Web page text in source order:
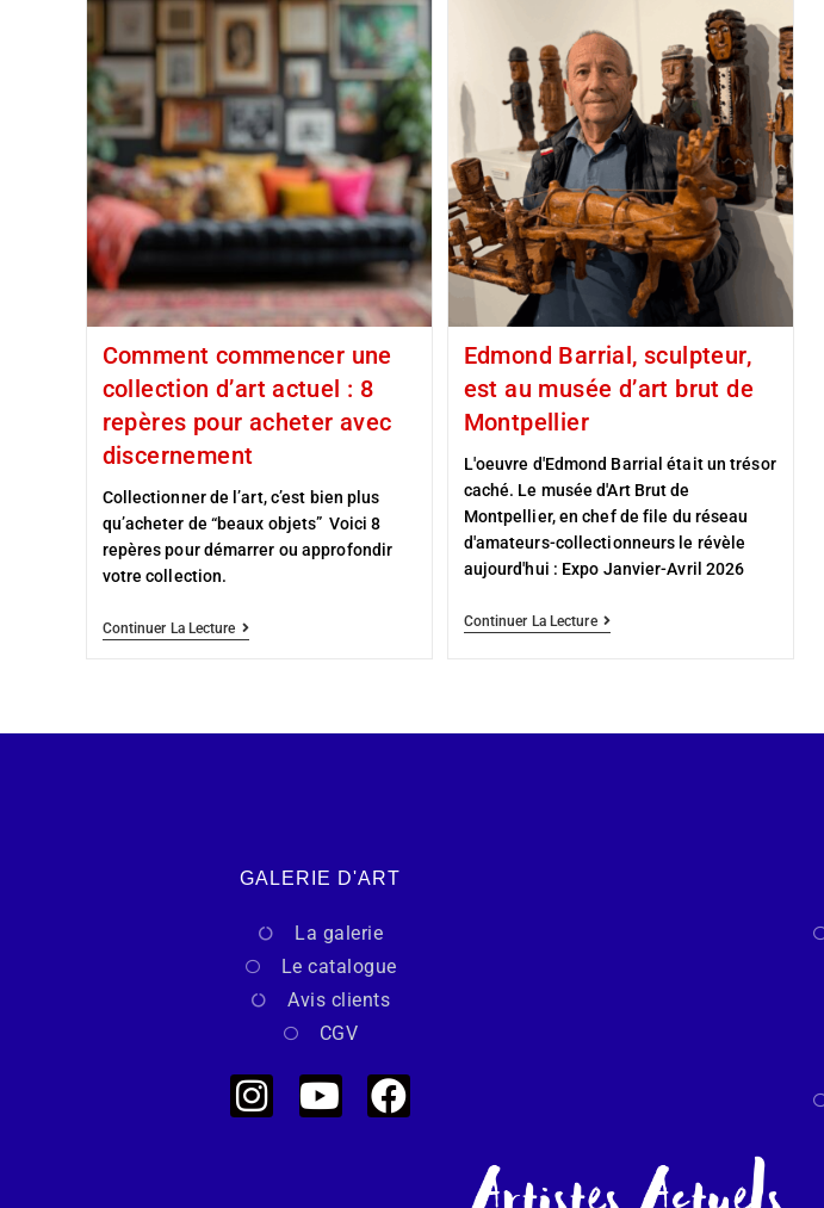
Comment commencer une
collection d’art actuel : 8
repères pour acheter avec
discernement
Collectionner de l’art, c’est bien plus
qu’acheter de “beaux objets” Voici 8
repères pour démarrer ou approfondir
votre collection.
Continuer La Lecture
Edmond Barrial, sculpteur,
est au musée d’art brut de
Montpellier
L'oeuvre d'Edmond Barrial était un trésor
caché. Le musée d'Art Brut de
Montpellier, en chef de file du réseau
d'amateurs-collectionneurs le révèle
aujourd'hui : Expo Janvier-Avril 2026
Continuer La Lecture
GALERIE D'ART
La galerie
Le catalogue
Avis clients
CGV